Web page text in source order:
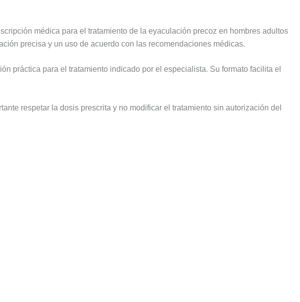
médica para el tratamiento de la eyaculación precoz en hombres adultos
precisa y un uso de acuerdo con las recomendaciones médicas.
práctica para el tratamiento indicado por el especialista. Su formato facilita el
respetar la dosis prescrita y no modificar el tratamiento sin autorización del